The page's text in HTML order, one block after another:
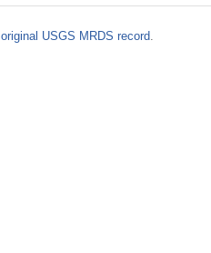
original USGS MRDS record.